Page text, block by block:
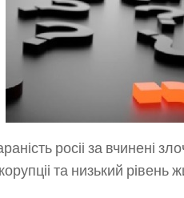
росіі за вчинені
та низький рівень